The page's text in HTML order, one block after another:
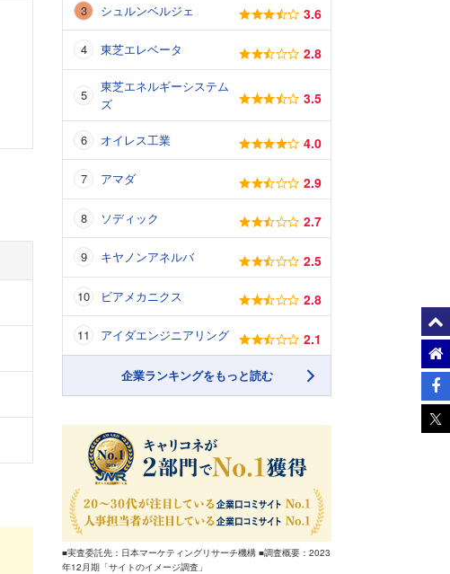
シュルンベルジェ 3.6
東芝エレベータ 2.8
東芝エネルギーシステム
ズ
3.5
オイレス工業 4.0
アマダ 2.9
ソディック 2.7
キヤノンアネルバ 2.5
ビアメカニクス 2.8
アイダエンジニアリング 2.1
企業ランキングをもっと読む
■実査委託先：日本マーケティングリサーチ機構 ■調査概要：2023
年12月期「サイトのイメージ調査」